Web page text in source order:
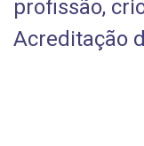
profissão,
Acreditação